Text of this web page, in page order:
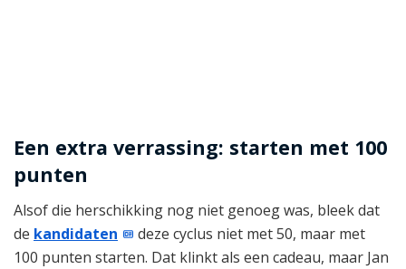
Een extra verrassing: starten met 100
punten
Alsof die herschikking nog niet genoeg was, bleek dat
de kandidaten
deze cyclus niet met 50, maar met
100 punten starten. Dat klinkt als een cadeau, maar Jan